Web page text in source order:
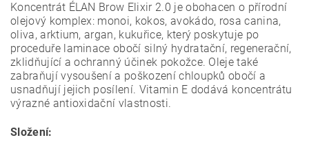
Koncentrát ÉLAN Brow Elixir 2.0 je obohacen o přírodní
olejový komplex: monoi, kokos, avokádo, rosa canina,
oliva, arktium, argan, kukuřice, který poskytuje po
proceduře laminace obočí silný hydratační, regenerační,
zklidňující a ochranný účinek pokožce. Oleje také
zabraňují vysoušení a poškození chloupků obočí a
usnadňují jejich posílení. Vitamin E dodává koncentrátu
výrazné antioxidační vlastnosti.
Složení: